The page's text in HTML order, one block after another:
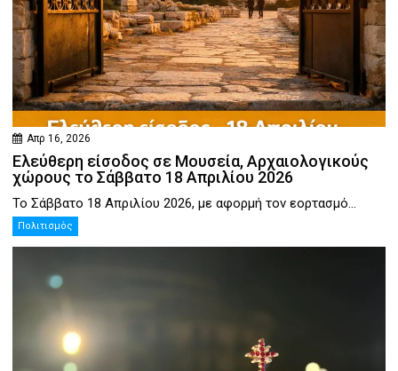
Απρ 16, 2026
Ελεύθερη είσοδος σε Μουσεία, Αρχαιολογικούς
χώρους το Σάββατο 18 Απριλίου 2026
Το Σάββατο 18 Απριλίου 2026, με αφορμή τον εορτασμό...
Πολιτισμός